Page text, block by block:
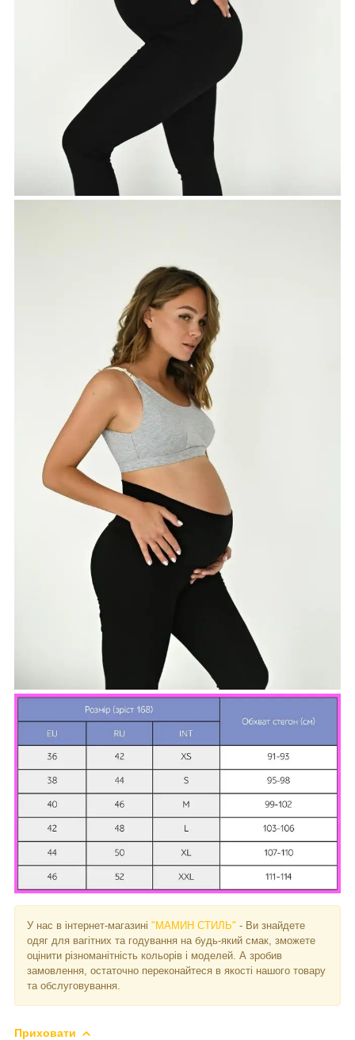
У нас в інтернет-магазині "МАМИН СТИЛЬ" - Ви знайдете
одяг для вагітних та годування на будь-який смак, зможете
оцінити різноманітність кольорів і моделей. А зробив
замовлення, остаточно переконайтеся в якості нашого товару
та обслуговування.
Приховати